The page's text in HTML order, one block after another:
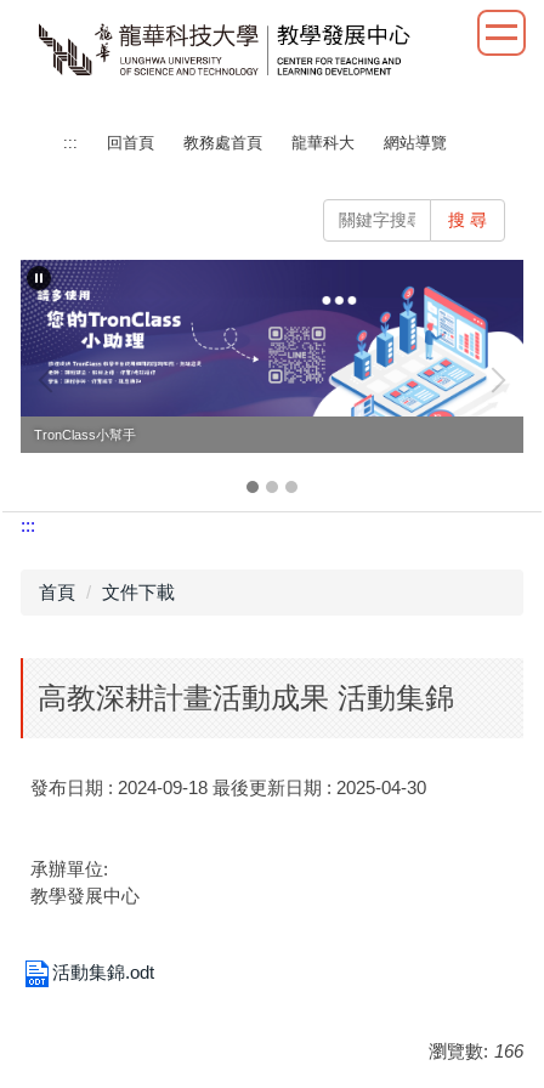
::: 回首頁 教務處首頁 龍華科大 網站導覽
搜 尋
TronClass小幫手
:::
首頁 文件下載
高教深耕計畫活動成果 活動集錦
發布日期 : 2024-09-18 最後更新日期 : 2025-04-30
承辦單位:
教學發展中心
活動集錦.odt
瀏覽數: 166